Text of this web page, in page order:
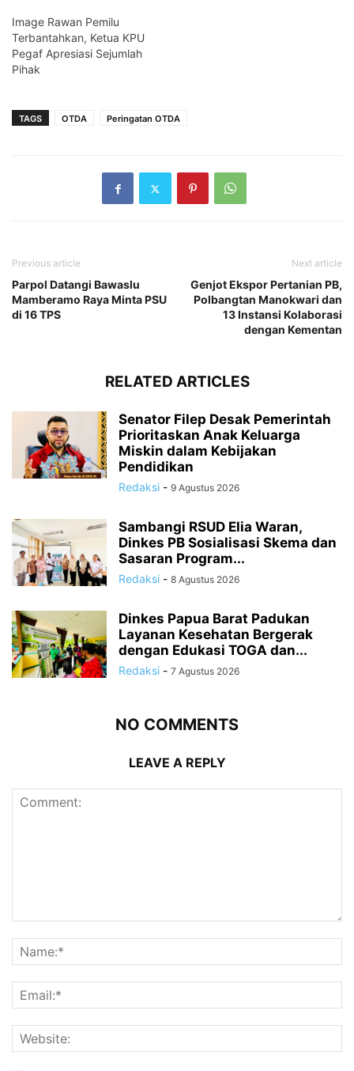
Image Rawan Pemilu
Terbantahkan, Ketua KPU
Pegaf Apresiasi Sejumlah
Pihak
TAGS OTDA Peringatan OTDA
Previous article
Parpol Datangi Bawaslu
Mamberamo Raya Minta PSU
di 16 TPS
Next article
Genjot Ekspor Pertanian PB,
Polbangtan Manokwari dan
13 Instansi Kolaborasi
dengan Kementan
RELATED ARTICLES
Senator Filep Desak Pemerintah
Prioritaskan Anak Keluarga
Miskin dalam Kebijakan
Pendidikan
Redaksi - 9 Agustus 2026
Sambangi RSUD Elia Waran,
Dinkes PB Sosialisasi Skema dan
Sasaran Program...
Redaksi - 8 Agustus 2026
Dinkes Papua Barat Padukan
Layanan Kesehatan Bergerak
dengan Edukasi TOGA dan...
Redaksi - 7 Agustus 2026
NO COMMENTS
LEAVE A REPLY